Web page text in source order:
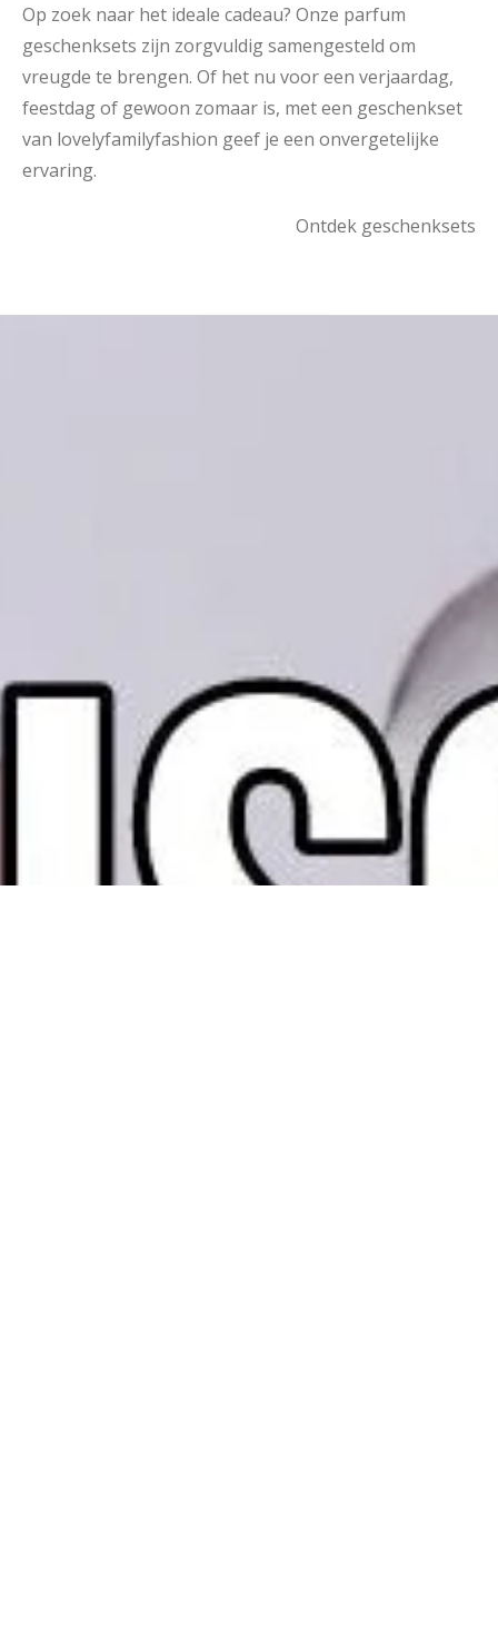
Op zoek naar het ideale cadeau? Onze parfum
geschenksets zijn zorgvuldig samengesteld om
vreugde te brengen. Of het nu voor een verjaardag,
feestdag of gewoon zomaar is, met een geschenkset
van lovelyfamilyfashion geef je een onvergetelijke
ervaring.
Ontdek geschenksets